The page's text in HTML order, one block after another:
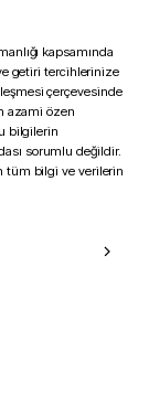
kapsamında
getiri tercihlerinize
çerçevesinde
azami özen
bilgilerin
sorumlu değildir.
tüm bilgi ve verilerin